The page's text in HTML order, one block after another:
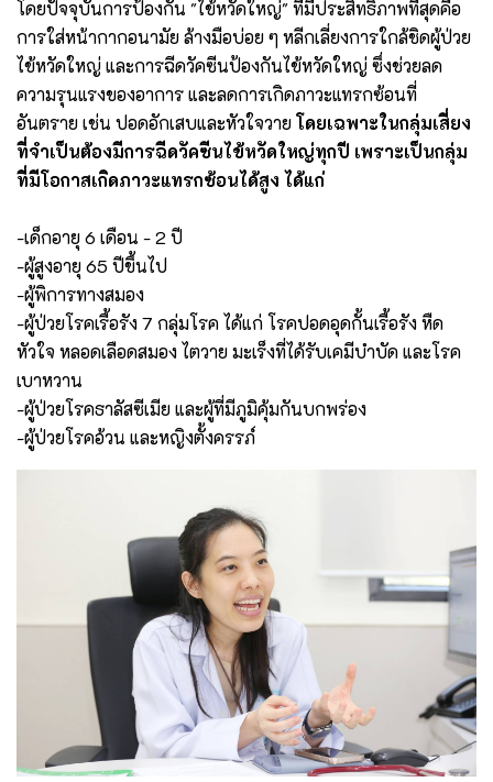
โดยปัจจุบันการป้องกัน "ไข้หวัดใหญ่" ที่มีประสิทธิภาพที่สุดคือ
การใส่หน้ากากอนามัย ล้างมือบ่อย ๆ หลีกเลี่ยงการใกล้ชิดผู้ป่วย
ไข้หวัดใหญ่ และการฉีดวัคซีนป้องกันไข้หวัดใหญ่ ซึ่งช่วยลด
ความรุนแรงของอาการ และลดการเกิดภาวะแทรกซ้อนที่
อันตราย เช่น ปอดอักเสบและหัวใจวายโดยเฉพาะในกลุ่มเสี่ยง
ที่จำเป็นต้องมีการฉีดวัคซีนไข้หวัดใหญ่ทุกปี เพราะเป็นกลุ่ม
ที่มีโอกาสเกิดภาวะแทรกซ้อนได้สูง ได้แก่
-เด็กอายุ 6 เดือน - 2 ปี
-ผู้สูงอายุ 65 ปีขึ้นไป
-ผู้พิการทางสมอง
-ผู้ป่วยโรคเรื้อรัง 7 กลุ่มโรค ได้แก่ โรคปอดอุดกั้นเรื้อรัง หืด
หัวใจ หลอดเลือดสมอง ไตวาย มะเร็งที่ได้รับเคมีบำบัด และโรค
เบาหวาน
-ผู้ป่วยโรคธาลัสซีเมีย และผู้ที่มีภูมิคุ้มกันบกพร่อง
-ผู้ป่วยโรคอ้วน และหญิงตั้งครรภ์